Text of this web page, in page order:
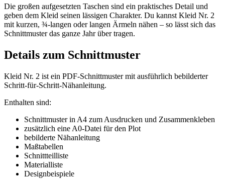
Die großen aufgesetzten Taschen sind ein praktisches Detail und
geben dem Kleid seinen lässigen Charakter. Du kannst Kleid Nr. 2
mit kurzen, ¾-langen oder langen Ärmeln nähen – so lässt sich das
Schnittmuster das ganze Jahr über tragen.
Details zum Schnittmuster
Kleid Nr. 2 ist ein PDF-Schnittmuster mit ausführlich bebilderter
Schritt-für-Schritt-Nähanleitung.
Enthalten sind:
Schnittmuster in A4 zum Ausdrucken und Zusammenkleben
zusätzlich eine A0-Datei für den Plot
bebilderte Nähanleitung
Maßtabellen
Schnittteilliste
Materialliste
Designbeispiele